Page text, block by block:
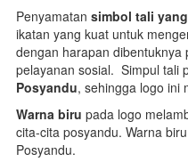
Penyamatan simbol tali
ikatan yang kuat untuk
dengan harapan dibentuknya
pelayanan sosial. Simpul tali
Posyandu, sehingga logo ini
Warna biru pada logo
cita-cita posyandu. Warna
Posyandu.